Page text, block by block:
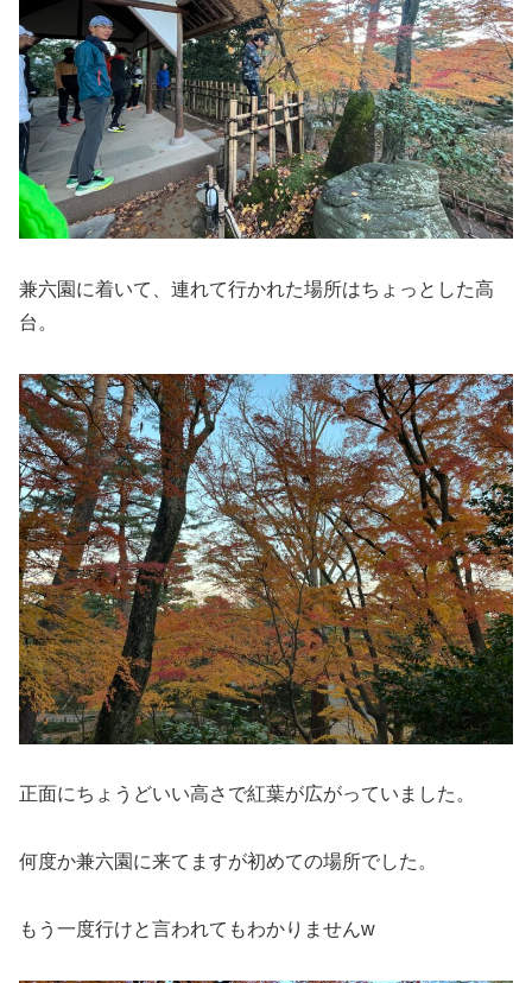
兼六園に着いて、連れて行かれた場所はちょっとした高
台。
正面にちょうどいい高さで紅葉が広がっていました。
何度か兼六園に来てますが初めての場所でした。
もう一度行けと言われてもわかりませんw